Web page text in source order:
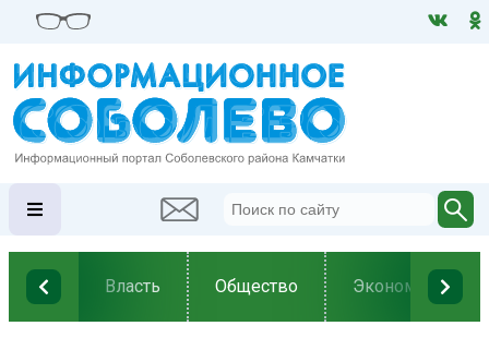
Власть Общество Экономика